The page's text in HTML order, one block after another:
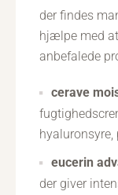
der findes
hjælpe med
anbefalede
cerave
hyaluronsyre,
eucerin
der giver